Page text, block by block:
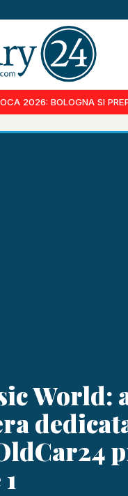
2026: BOLOGNA SI
World: